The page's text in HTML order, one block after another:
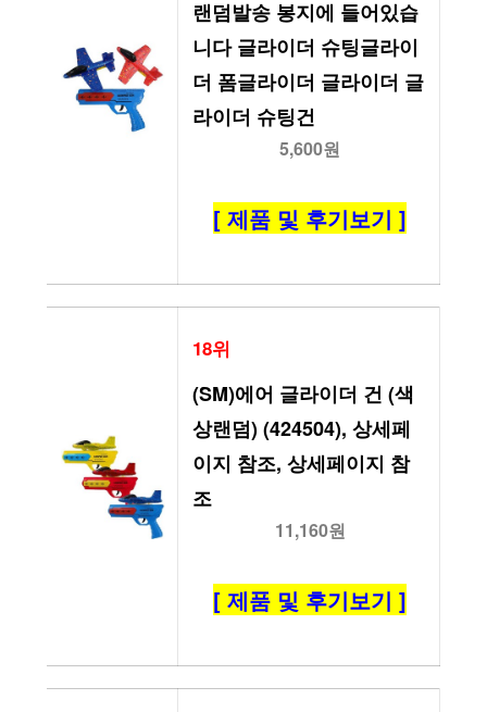
랜덤발송 봉지에 들어있습
니다 글라이더 슈팅글라이
더 폼글라이더 글라이더 글
라이더 슈팅건
5,600원
[ 제품 및 후기보기 ]
18위
(SM)에어 글라이더 건 (색
상랜덤) (424504), 상세페
이지 참조, 상세페이지 참
조
11,160원
[ 제품 및 후기보기 ]